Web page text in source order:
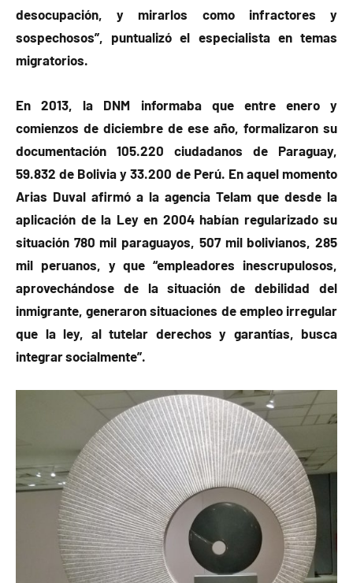
desocupación, y mirarlos como infractores y
sospechosos”, puntualizó el especialista en temas
migratorios.
En 2013, la DNM informaba que entre enero y
comienzos de diciembre de ese año, formalizaron su
documentación 105.220 ciudadanos de Paraguay,
59.832 de Bolivia y 33.200 de Perú. En aquel momento
Arias Duval afirmó a la agencia Telam que desde la
aplicación de la Ley en 2004 habían regularizado su
situación 780 mil paraguayos, 507 mil bolivianos, 285
mil peruanos, y que “empleadores inescrupulosos,
aprovechándose de la situación de debilidad del
inmigrante, generaron situaciones de empleo irregular
que la ley, al tutelar derechos y garantías, busca
integrar socialmente”.